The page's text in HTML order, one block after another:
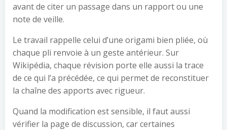
avant de citer un passage dans un rapport ou une
note de veille.
Le travail rappelle celui d’une origami bien pliée, où
chaque pli renvoie à un geste antérieur. Sur
Wikipédia, chaque révision porte elle aussi la trace
de ce qui l’a précédée, ce qui permet de reconstituer
la chaîne des apports avec rigueur.
Quand la modification est sensible, il faut aussi
vérifier la page de discussion, car certaines